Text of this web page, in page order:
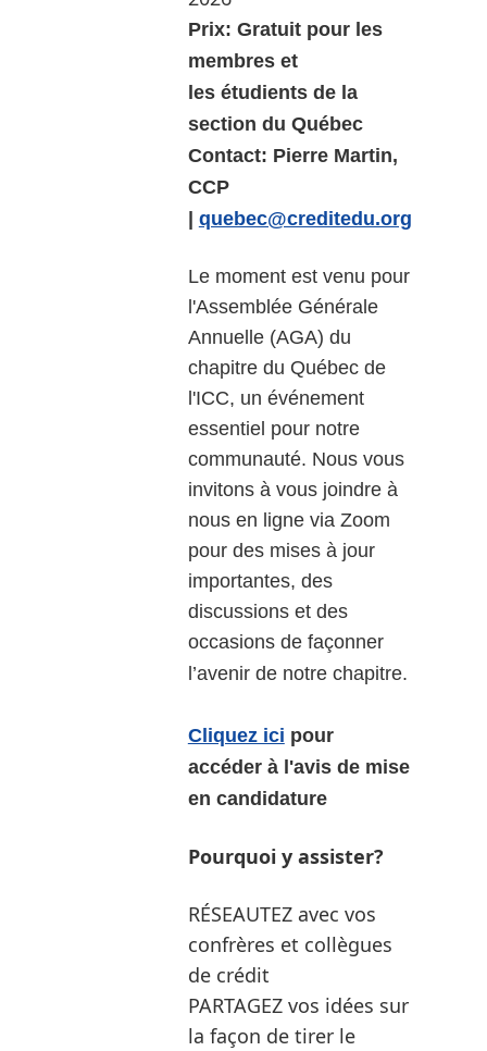
Prix: Gratuit pour les
membres et
les étudients de la
section du Québec
Contact: Pierre Martin,
CCP
| quebec@creditedu.org
Le moment est venu pour
l'Assemblée Générale
Annuelle (AGA) du
chapitre du Québec de
l'ICC, un événement
essentiel pour notre
communauté. Nous vous
invitons à vous joindre à
nous en ligne via Zoom
pour des mises à jour
importantes, des
discussions et des
occasions de façonner
l’avenir de notre chapitre.
Cliquez ici pour
accéder à l'avis de mise
en candidature
Pourquoi y assister?
RÉSEAUTEZ avec vos
confrères et collègues
de crédit
PARTAGEZ vos idées sur
la façon de tirer le